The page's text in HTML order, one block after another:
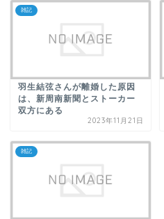
雑記
羽生結弦さんが離婚した原因
は、新周南新聞とストーカー
双方にある
2023年11月21日
雑記